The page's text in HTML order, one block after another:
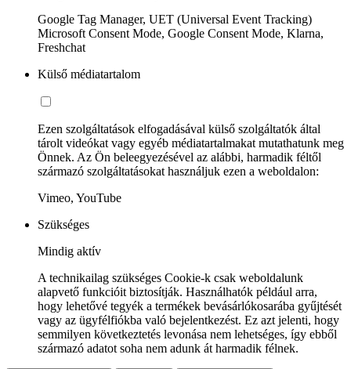
Google Tag Manager, UET (Universal Event Tracking)
Microsoft Consent Mode, Google Consent Mode, Klarna,
Freshchat
Külső médiatartalom
Ezen szolgáltatások elfogadásával külső szolgáltatók által
tárolt videókat vagy egyéb médiatartalmakat mutathatunk meg
Önnek. Az Ön beleegyezésével az alábbi, harmadik féltől
származó szolgáltatásokat használjuk ezen a weboldalon:
Vimeo, YouTube
Szükséges
Mindig aktív
A technikailag szükséges Cookie-k csak weboldalunk
alapvető funkcióit biztosítják. Használhatók például arra,
hogy lehetővé tegyék a termékek bevásárlókosarába gyűjtését
vagy az ügyfélfiókba való bejelentkezést. Ez azt jelenti, hogy
semmilyen következtetés levonása nem lehetséges, így ebből
származó adatot soha nem adunk át harmadik félnek.